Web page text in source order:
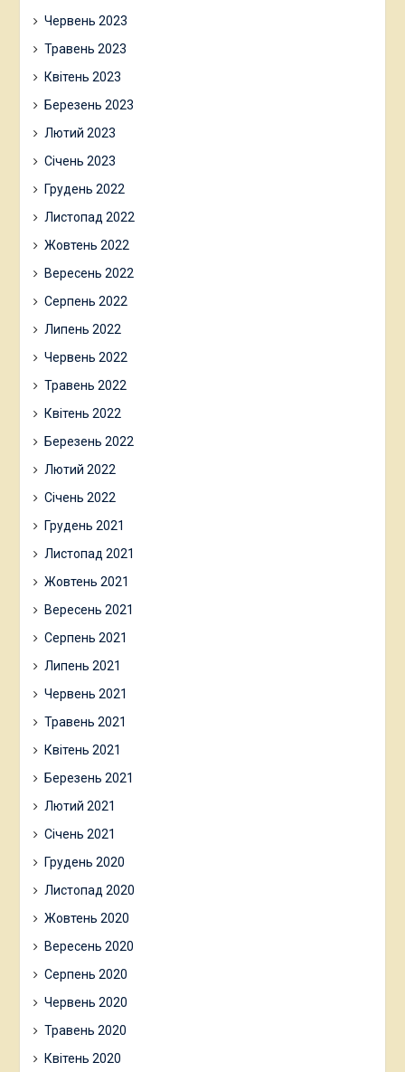
Червень 2023
Травень 2023
Квітень 2023
Березень 2023
Лютий 2023
Січень 2023
Грудень 2022
Листопад 2022
Жовтень 2022
Вересень 2022
Серпень 2022
Липень 2022
Червень 2022
Травень 2022
Квітень 2022
Березень 2022
Лютий 2022
Січень 2022
Грудень 2021
Листопад 2021
Жовтень 2021
Вересень 2021
Серпень 2021
Липень 2021
Червень 2021
Травень 2021
Квітень 2021
Березень 2021
Лютий 2021
Січень 2021
Грудень 2020
Листопад 2020
Жовтень 2020
Вересень 2020
Серпень 2020
Червень 2020
Травень 2020
Квітень 2020